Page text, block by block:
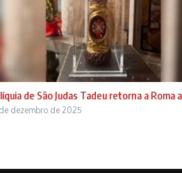
de São Judas Tadeu retorna a Roma
dezembro de 2025